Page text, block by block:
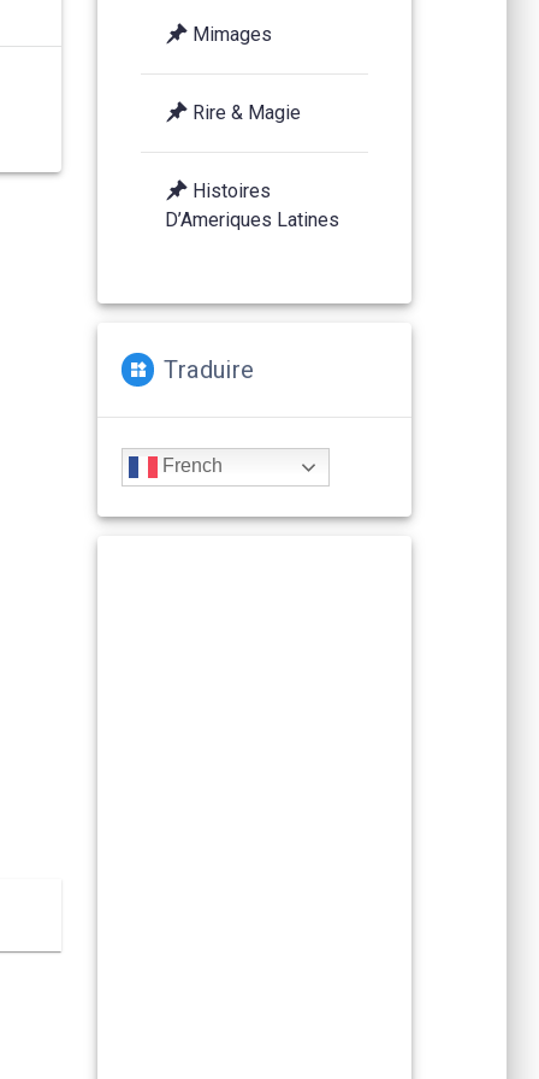
Mimages
Rire & Magie
Histoires
D’Ameriques Latines
Traduire
French